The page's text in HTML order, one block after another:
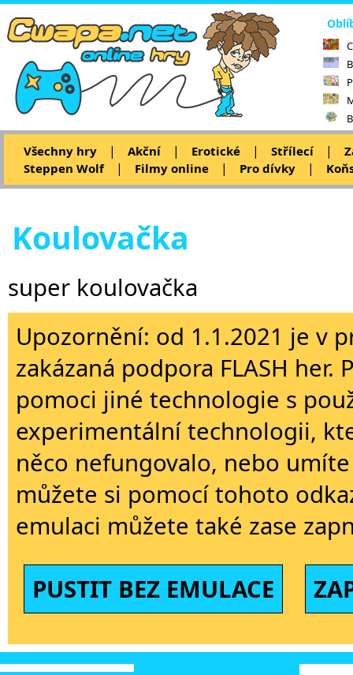
Všechny hry | Akční | Erotické | Střílecí |
Steppen Wolf
| Filmy online | Pro dívky |
Koulovačka
super koulovačka
Upozornění: od 1.1.2021 je v
zakázaná podpora FLASH
pomoci jiné technologie s
experimentální technologii,
něco nefungovalo, nebo
můžete si pomocí tohoto
emulaci můžete také zase
PUSTIT BEZ EMULACE